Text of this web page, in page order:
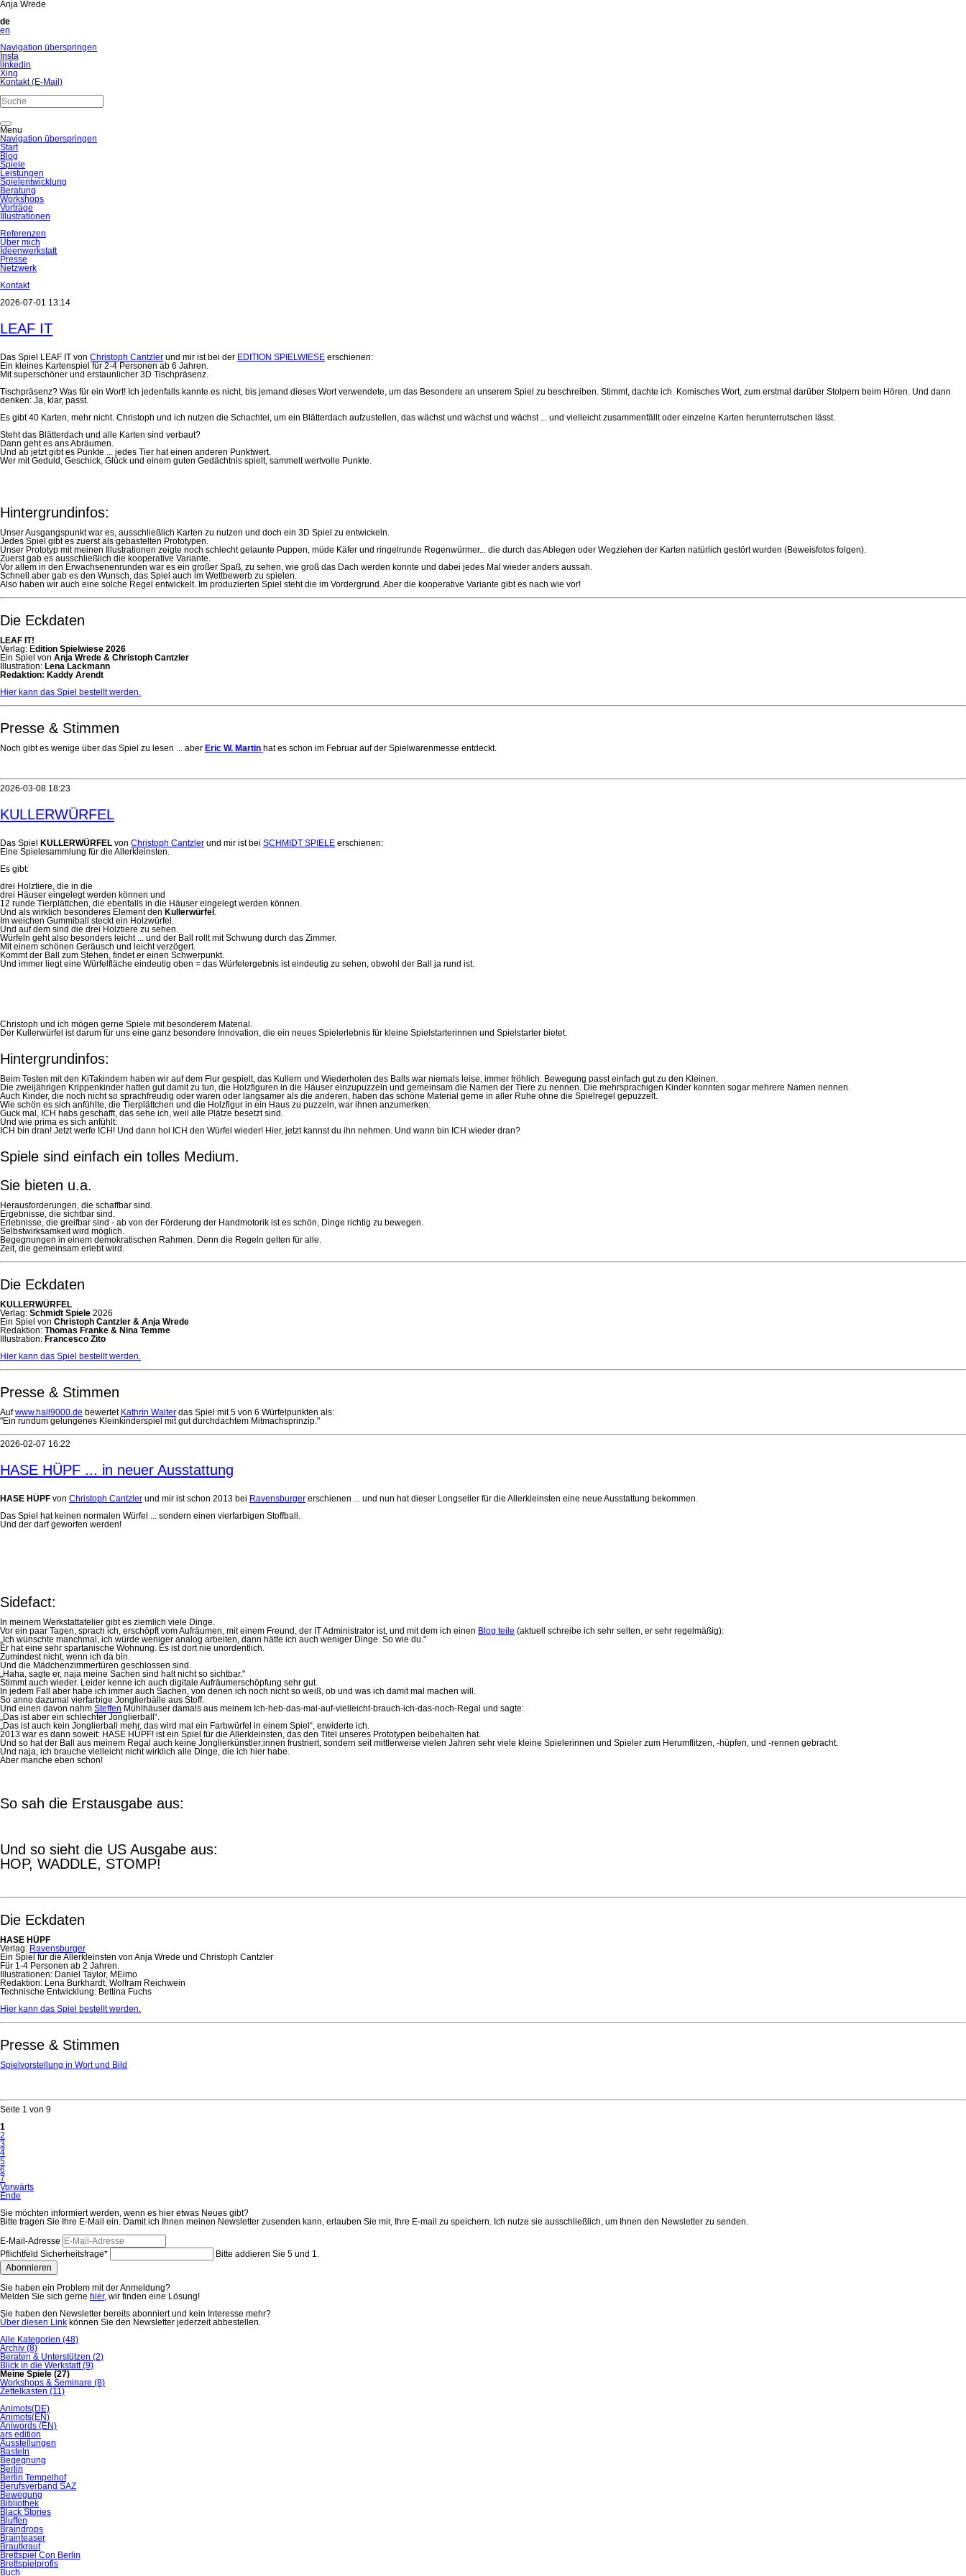
Anja Wrede
de
en
Navigation überspringen
Insta
linkedin
Xing
Kontakt (E-Mail)
Menu
Navigation überspringen
Start
Blog
Spiele
Leistungen
Spielentwicklung
Beratung
Workshops
Vorträge
Illustrationen
Referenzen
Über mich
Ideenwerkstatt
Presse
Netzwerk
Kontakt
2026-07-01 13:14
LEAF IT
Das Spiel LEAF IT von Christoph Cantzler und mir ist bei der EDITION SPIELWIESE erschienen:
Ein kleines Kartenspiel für 2-4 Personen ab 6 Jahren.
Mit superschöner und erstaunlicher 3D Tischpräsenz.
Tischpräsenz? Was für ein Wort! Ich jedenfalls kannte es nicht, bis jemand dieses Wort verwendete, um das Besondere an unserem Spiel zu beschreiben. Stimmt, dachte ich. Komisches Wort, zum erstmal darüber Stolpern beim Hören. Und dann
denken: Ja, klar, passt.
Es gibt 40 Karten, mehr nicht. Christoph und ich nutzen die Schachtel, um ein Blätterdach aufzustellen, das wächst und wächst und wächst ... und vielleicht zusammenfällt oder einzelne Karten herunterrutschen lässt.
Steht das Blätterdach und alle Karten sind verbaut?
Dann geht es ans Abräumen.
Und ab jetzt gibt es Punkte ... jedes Tier hat einen anderen Punktwert.
Wer mit Geduld, Geschick, Glück und einem guten Gedächtnis spielt, sammelt wertvolle Punkte.
Hintergrundinfos:
Unser Ausgangspunkt war es, ausschließlich Karten zu nutzen und doch ein 3D Spiel zu entwickeln.
Jedes Spiel gibt es zuerst als gebastelten Prototypen.
Unser Prototyp mit meinen Illustrationen zeigte noch schlecht gelaunte Puppen, müde Käfer und ringelrunde Regenwürmer... die durch das Ablegen oder Wegziehen der Karten natürlich gestört wurden (Beweisfotos folgen).
Zuerst gab es ausschließlich die kooperative Variante.
Vor allem in den Erwachsenenrunden war es ein großer Spaß, zu sehen, wie groß das Dach werden konnte und dabei jedes Mal wieder anders aussah.
Schnell aber gab es den Wunsch, das Spiel auch im Wettbewerb zu spielen.
Also haben wir auch eine solche Regel entwickelt. Im produzierten Spiel steht die im Vordergrund. Aber die kooperative Variante gibt es nach wie vor!
Die Eckdaten
LEAF IT!
Verlag: Edition Spielwiese 2026
Ein Spiel von Anja Wrede & Christoph Cantzler
Illustration: Lena Lackmann
Redaktion: Kaddy Arendt
Hier kann das Spiel bestellt werden.
Presse & Stimmen
Noch gibt es wenige über das Spiel zu lesen ... aber Eric W. Martin hat es schon im Februar auf der Spielwarenmesse entdeckt.
2026-03-08 18:23
KULLERWÜRFEL
Das Spiel KULLERWÜRFEL von Christoph Cantzler und mir ist bei SCHMIDT SPIELE erschienen:
Eine Spielesammlung für die Allerkleinsten.
Es gibt:
drei Holztiere, die in die
drei Häuser eingelegt werden können und
12 runde Tierplättchen, die ebenfalls in die Häuser eingelegt werden können.
Und als wirklich besonderes Element den Kullerwürfel .
Im weichen Gummiball steckt ein Holzwürfel.
Und auf dem sind die drei Holztiere zu sehen.
Würfeln geht also besonders leicht ... und der Ball rollt mit Schwung durch das Zimmer.
Mit einem schönen Geräusch und leicht verzögert.
Kommt der Ball zum Stehen, findet er einen Schwerpunkt.
Und immer liegt eine Würfelfläche eindeutig oben = das Würfelergebnis ist eindeutig zu sehen, obwohl der Ball ja rund ist.
Christoph und ich mögen gerne Spiele mit besonderem Material.
Der Kullerwürfel ist darum für uns eine ganz besondere Innovation, die ein neues Spielerlebnis für kleine Spielstarterinnen und Spielstarter bietet.
Hintergrundinfos:
Beim Testen mit den KiTakindern haben wir auf dem Flur gespielt, das Kullern und Wiederholen des Balls war niemals leise, immer fröhlich. Bewegung passt einfach gut zu den Kleinen.
Die zweijährigen Krippenkinder hatten gut damit zu tun, die Holzfiguren in die Häuser einzupuzzeln und gemeinsam die Namen der Tiere zu nennen. Die mehrsprachigen Kinder konnten sogar mehrere Namen nennen.
Auch Kinder, die noch nicht so sprachfreudig oder waren oder langsamer als die anderen, haben das schöne Material gerne in aller Ruhe ohne die Spielregel gepuzzelt.
Wie schön es sich anfühlte, die Tierplättchen und die Holzfigur in ein Haus zu puzzeln, war ihnen anzumerken:
Guck mal, ICH habs geschafft, das sehe ich, weil alle Plätze besetzt sind.
Und wie prima es sich anfühlt:
ICH bin dran! Jetzt werfe ICH! Und dann hol ICH den Würfel wieder! Hier, jetzt kannst du ihn nehmen. Und wann bin ICH wieder dran?
Spiele sind einfach ein tolles Medium.
Sie bieten u.a.
Herausforderungen, die schaffbar sind.
Ergebnisse, die sichtbar sind.
Erlebnisse, die greifbar sind - ab von der Förderung der Handmotorik ist es schön, Dinge richtig zu bewegen.
Selbstwirksamkeit wird möglich.
Begegnungen in einem demokratischen Rahmen. Denn die Regeln gelten für alle.
Zeit, die gemeinsam erlebt wird.
Die Eckdaten
KULLERWÜRFEL
Verlag: Schmidt Spiele 2026
Ein Spiel von Christoph Cantzler & Anja Wrede
Redaktion: Thomas Franke & Nina Temme
Illustration: Francesco Zito
Hier kann das Spiel bestellt werden.
Presse & Stimmen
Aufwww.hall9000.de bewertet Kathrin Walter das Spiel mit 5 von 6 Würfelpunkten als:
"Ein rundum gelungenes Kleinkinderspiel mit gut durchdachtem Mitmachsprinzip."
2026-02-07 16:22
HASE HÜPF ... in neuer Ausstattung
HASE HÜPF von Christoph Cantzler und mir ist schon 2013 bei Ravensburger erschienen ... und nun hat dieser Longseller für die Allerkleinsten eine neue Ausstattung bekommen.
Das Spiel hat keinen normalen Würfel ... sondern einen vierfarbigen Stoffball.
Und der darf geworfen werden!
Sidefact:
In meinem Werkstattatelier gibt es ziemlich viele Dinge.
Vor ein paar Tagen, sprach ich, erschöpft vom Aufräumen, mit einem Freund, der IT Administrator ist, und mit dem ich einen Blog teile (aktuell schreibe ich sehr selten, er sehr regelmäßig):
„Ich wünschte manchmal, ich würde weniger analog arbeiten, dann hätte ich auch weniger Dinge. So wie du."
Er hat eine sehr spartanische Wohnung. Es ist dort nie unordentlich.
Zumindest nicht, wenn ich da bin.
Und die Mädchenzimmertüren geschlossen sind.
„Haha, sagte er, naja meine Sachen sind halt nicht so sichtbar."
Stimmt auch wieder. Leider kenne ich auch digitale Aufräumerschöpfung sehr gut.
In jedem Fall aber habe ich immer auch Sachen, von denen ich noch nicht so weiß, ob und was ich damit mal machen will.
So anno dazumal vierfarbige Jonglierbälle aus Stoff.
Und einen davon nahm Steffen Mühlhäuser damals aus meinem Ich-heb-das-mal-auf-vielleicht-brauch-ich-das-noch-Regal und sagte:
„Das ist aber ein schlechter Jonglierball“.
„Das ist auch kein Jonglierball mehr, das wird mal ein Farbwürfel in einem Spiel“, erwiderte ich.
2013 war es dann soweit: HASE HÜPF! ist ein Spiel für die Allerkleinsten, das den Titel unseres Prototypen beibehalten hat.
Und so hat der Ball aus meinem Regal auch keine Jonglierkünstler:innen frustriert, sondern seit mittlerweise vielen Jahren sehr viele kleine Spielerinnen und Spieler zum Herumflitzen, -hüpfen, und -rennen gebracht.
Und naja, ich brauche vielleicht nicht wirklich alle Dinge, die ich hier habe.
Aber manche eben schon!
So sah die Erstausgabe aus:
Und so sieht die US Ausgabe aus:
HOP, WADDLE, STOMP!
Die Eckdaten
HASE HÜPF
Verlag: Ravensburger
Ein Spiel für die Allerkleinsten von Anja Wrede und Christoph Cantzler
Für 1-4 Personen ab 2 Jahren.
Illustrationen: Daniel Taylor, MEimo
Redaktion: Lena Burkhardt, Wolfram Reichwein
Technische Entwicklung: Bettina Fuchs
Hier kann das Spiel bestellt werden.
Presse & Stimmen
Spielvorstellung in Wort und Bild
Seite 1 von 9
1
2
3
4
5
6
7
Vorwärts
Ende
Sie möchten informiert werden, wenn es hier etwas Neues gibt?
Bitte tragen Sie Ihre E-Mail ein. Damit ich Ihnen meinen Newsletter zusenden kann, erlauben Sie mir, Ihre E-mail zu speichern. Ich nutze sie ausschließlich, um Ihnen den Newsletter zu senden.
E-Mail-Adresse
Pflichtfeld Sicherheitsfrage*
Bitte addieren Sie 5 und 1.
Abonnieren
Sie haben ein Problem mit der Anmeldung?
Melden Sie sich gerne hier, wir finden eine Lösung!
Sie haben den Newsletter bereits abonniert und kein Interesse mehr?
Über diesen Link können Sie den Newsletter jederzeit abbestellen.
Alle Kategorien (48)
Archiv (8)
Beraten & Unterstützen (2)
Blick in die Werkstatt (9)
Meine Spiele (27)
Workshops & Seminare (8)
Zettelkasten (11)
Animots(DE)
Animots(EN)
Aniwords (EN)
ars edition
Ausstellungen
Basteln
Begegnung
Berlin
Berlin Tempelhof
Berufsverband SAZ
Bewegung
Bibliothek
Black Stories
Bluffen
Braindrops
Brainteaser
Brautkraut
Brettspiel Con Berlin
Brettspielprofis
Buch